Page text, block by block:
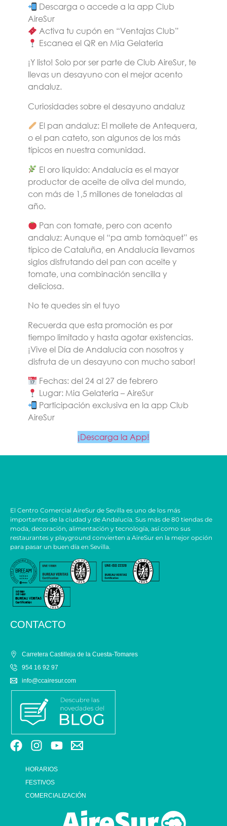
Descarga o accede a la app Club
AireSur
Activa tu cupón en “Ventajas Club”
Escanea el QR en Mia Gelateria
¡Y listo! Solo por ser parte de Club AireSur, te
llevas un desayuno con el mejor acento
andaluz.
Curiosidades sobre el desayuno andaluz
El pan andaluz: El mollete de Antequera,
o el pan cateto, son algunos de los más
típicos en nuestra comunidad.
El oro líquido: Andalucía es el mayor
productor de aceite de oliva del mundo,
con más de 1,5 millones de toneladas al
año.
Pan con tomate, pero con acento
andaluz: Aunque el “pa amb tomàquet” es
típico de Cataluña, en Andalucía llevamos
siglos disfrutando del pan con aceite y
tomate, una combinación sencilla y
deliciosa.
No te quedes sin el tuyo
Recuerda que esta promoción es por
tiempo limitado y hasta agotar existencias.
¡Vive el Día de Andalucía con nosotros y
disfruta de un desayuno con mucho sabor!
Fechas: del 24 al 27 de febrero
Lugar: Mia Gelateria – AireSur
Participación exclusiva en la app Club
AireSur
¡Descarga la App!
El Centro Comercial AireSur de Sevilla es uno de los más
importantes de la ciudad y de Andalucía. Sus más de 80 tiendas de
moda, decoración, alimentación y tecnología, así como sus
restaurantes y playground convierten a AireSur en la mejor opción
para pasar un buen día en Sevilla.
CONTACTO
Carretera Castilleja de la Cuesta-Tomares
954 16 92 97
info@ccairesur.com
HORARIOS
FESTIVOS
COMERCIALIZACIÓN